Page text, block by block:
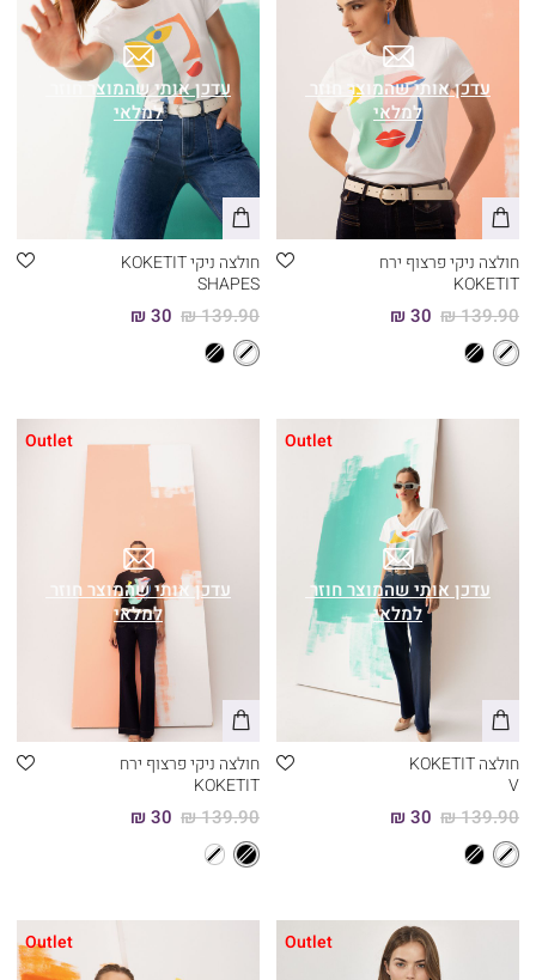
עם הנופך האישי שלה ליצירה, לשפה אמנותית וייחודית.
הקולקציה החדשה כבר בחנויות ובאתר, והיא כוללת 4 טי שרטים במפתח וי
ועגול שעוצבו באיורים שונים כביטוי אישי של האמנית להעצמה נשית
ובאמצעות סמלים ואיורים המזוהים איתה.
האוסף החדש הוא ללא ספק "פיס" אופנתי לאלו המעריכות אמנות,
אסתטיקה ונשיות בעוצמתה
במהלך זה ממשיכה רשת GOLBARY להוביל מהלכי תוכן המחזקים
ומעצימים את מעמדה של האישה בישראל
חולצה ניקי פרצוף ירח
KOKETIT
30 ₪ 139.90 ₪
חולצה ניקי KOKETIT
SHAPES
30 ₪ 139.90 ₪
Outlet
חולצה KOKETIT
V
30 ₪ 139.90 ₪
Outlet
חולצה ניקי פרצוף ירח
KOKETIT
30 ₪ 139.90 ₪
Outlet
Outlet